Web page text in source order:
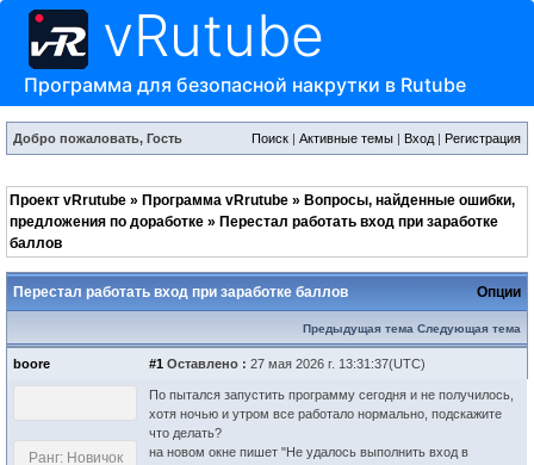
vRutube
Программа для безопасной накрутки в Rutube
Добро пожаловать, Гость Поиск | Активные темы | Вход | Регистрация
Проект vRrutube » Программа vRrutube » Вопросы, найденные ошибки,
предложения по доработке » Перестал работать вход при заработке
баллов
Перестал работать вход при заработке баллов Опции
Предыдущая тема Следующая тема
boore #1 Оставлено : 27 мая 2026 г. 13:31:37(UTC)
Ранг: Новичок
По пытался запустить программу сегодня и не получилось,
хотя ночью и утром все работало нормально, подскажите
что делать?
на новом окне пишет "Не удалось выполнить вход в